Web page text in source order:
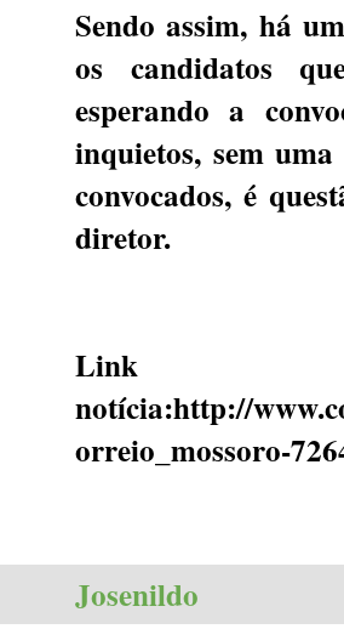
Sendo assim, há
os candidatos
esperando a
inquietos, sem
convocados, é
diretor.
notícia:http://
orreio_mossoro-
Josenildo